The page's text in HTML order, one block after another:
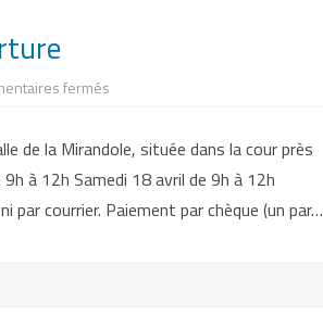
fermés
inscriptions
et
ouverture
de la Mirandole, située dans la cour près
à 12h Samedi 18 avril de 9h à 12h
par courrier. Paiement par chèque (un par…